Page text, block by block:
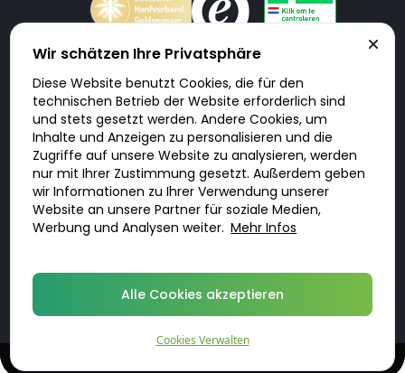
Doktorabc.com ist eine Vermittlungsplattform. Doktorabc ist ausdrücklich
keine Internetapotheke. Doktorabc bietet keine Medikamente oder
sonstige Produkte an oder liefert diese. Jegliche Informationen zu
Produkten, Medikamenten und Preisen auf der Internetseite beinhalten
kein Angebot von Doktorabc an Sie. Für die Einhaltung der in Ihrem Land
geltenden Gesetze und sonstigen Rechtsvorschriften sind Sie als Nutzer
selbst verantwortlich. Die Nutzung unseres Services auf Doktorabc durch
Sie erfolgt auf eigenes Risiko und in eigener Verantwortung. Sie erklären,
diese Internetseite aus eigener Initiative zu besuchen und zu nutzen.
Wir schätzen Ihre Privatsphäre
Diese Website benutzt Cookies, die für den
technischen Betrieb der Website erforderlich sind
und stets gesetzt werden. Andere Cookies, um
Inhalte und Anzeigen zu personalisieren und die
Zugriffe auf unsere Website zu analysieren, werden
nur mit Ihrer Zustimmung gesetzt. Außerdem geben
wir Informationen zu Ihrer Verwendung unserer
Website an unsere Partner für soziale Medien,
Werbung und Analysen weiter. Mehr Infos
Alle Cookies akzeptieren
Cookies Verwalten